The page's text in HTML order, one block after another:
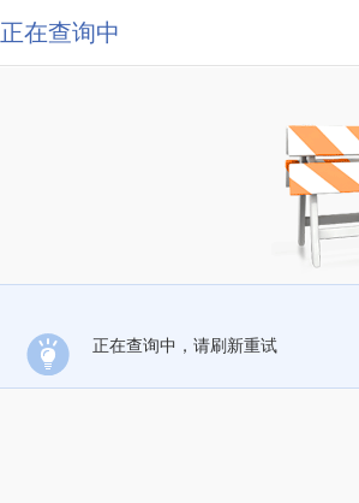
正在查询中
正在查询中，请刷新重试